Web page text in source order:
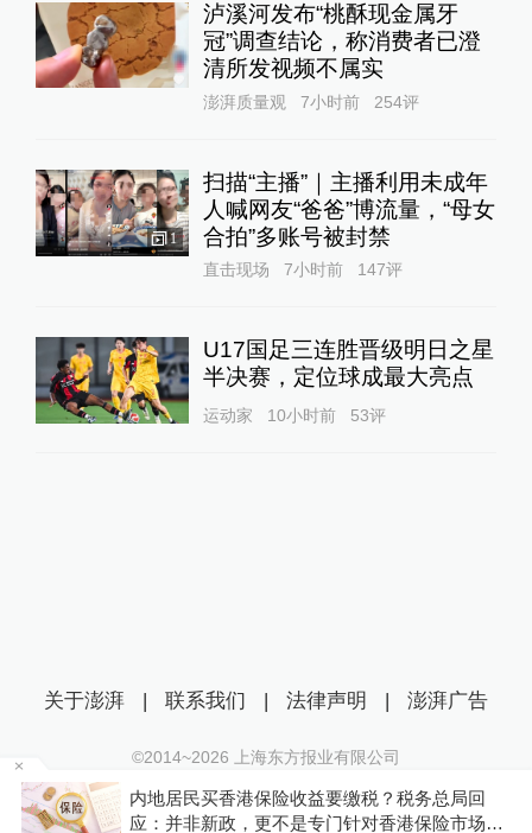
泸溪河发布“桃酥现金属牙
冠”调查结论，称消费者已澄
清所发视频不属实
澎湃质量观 7小时前 254评
1
扫描“主播”｜主播利用未成年
人喊网友“爸爸”博流量，“母女
合拍”多账号被封禁
直击现场 7小时前 147评
U17国足三连胜晋级明日之星
半决赛，定位球成最大亮点
运动家 10小时前 53评
内地居民买香港保险收益要缴税？税务总局回
应：并非新政，更不是专门针对香港保险市场，
关于澎湃 | 联系我们 | 法律声明 | 澎湃广告
©2014~2026 上海东方报业有限公司
沪ICP证：沪B2-20170116 | 沪ICP备14003370号
互联网新闻信息服务许可证：31120170006